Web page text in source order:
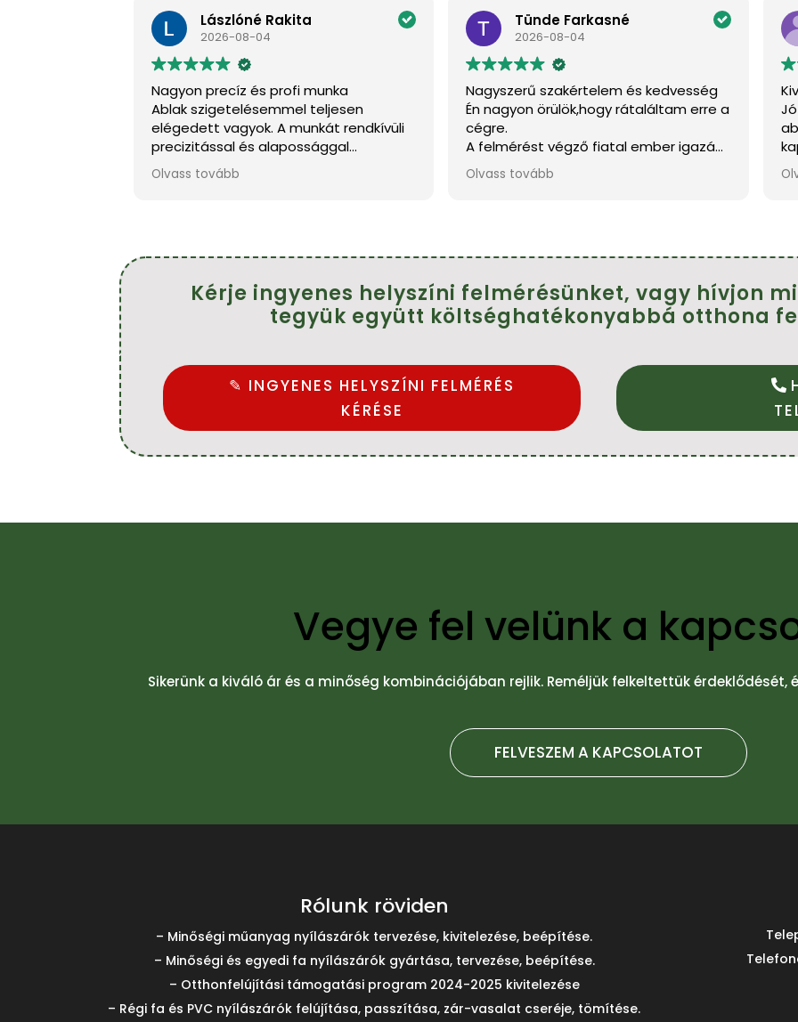
Tünde Farkasné
2026-08-04
Nagyszerű szakértelem és kedvesség
Én nagyon örülök,hogy rátaláltam erre a
cégre.
A felmérést végző fiatal ember igazán
kedves és mindenben tanácsot
adott.A szakemberek
Ajánlom mindenkinek.
Olvass tovább
Nóra
2026-08-04
Kiváló munka és kommunikáció
Jó határidőre megtörtént az
ablakszigetelés cseréje, a
kapcsolattartás, kommunikáció, a
munkatársak mind kiválóak. Nagyon
örülök hogy rátaláltam a cégre, máskor
Olvass tovább
A
Kérje ingyenes helyszíni felmérésünket, vagy hívjon
tegyük együtt költséghatékonyabbá otthona
✎ INGYENES HELYSZÍNI FELMÉRÉS
KÉRÉSE
Vegye fel velünk a
Sikerünk a kiváló ár és a minőség kombinációjában rejlik. Reméljük felkeltettük
FELVESZEM A KAPCSOLATOT
Rólunk röviden
– Minőségi műanyag nyílászárók tervezése, kivitelezése, beépítése.
– Minőségi és egyedi fa nyílászárók gyártása, tervezése, beépítése.
– Otthonfelújítási támogatási program 2024-2025 kivitelezése
– Régi fa és PVC nyílászárók felújítása, passzítása, zár-vasalat cseréje, tömítése.